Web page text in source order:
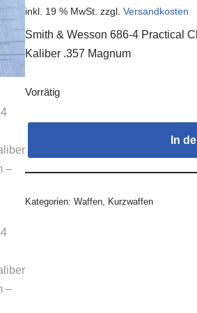
inkl. 19 % MwSt. zzgl.Versandkosten
Smith & Wesson 686-4 Practical
Kaliber .357 Magnum
Vorrätig
In
Kategorien:Waffen, Kurzwaffen